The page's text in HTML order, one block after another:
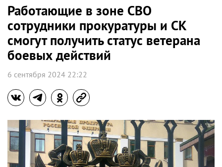
Работающие в зоне СВО
сотрудники прокуратуры и СК
смогут получить статус ветерана
боевых действий
6 сентября 2024 22:22